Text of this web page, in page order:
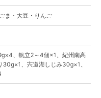
ま・大豆・りんご
、帆立2～4個×1、紀州南高
30g×1、宍道湖しじみ30g×1、